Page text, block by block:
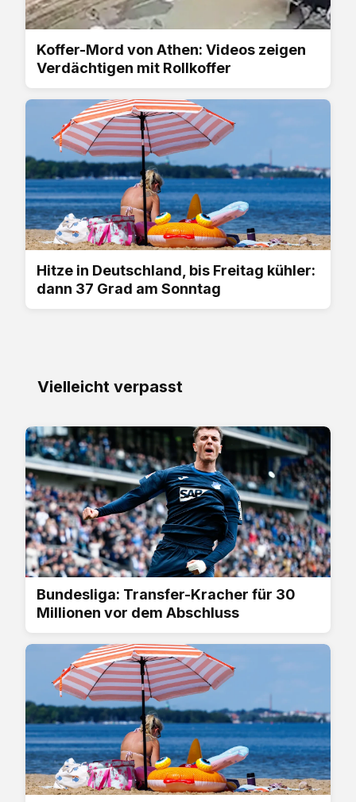
Koffer-Mord von Athen: Videos zeigen
Verdächtigen mit Rollkoffer
Hitze in Deutschland, bis Freitag kühler:
dann 37 Grad am Sonntag
Vielleicht verpasst
Bundesliga: Transfer-Kracher für 30
Millionen vor dem Abschluss